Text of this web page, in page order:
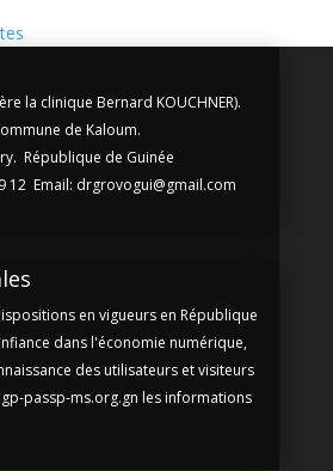
la clinique Bernard KOUCHNER).
de Kaloum.
République de Guinée
12 Email: drgrovogui@gmail.com
en vigueurs en République
dans l'économie numérique,
des utilisateurs et visiteurs
passp-ms.org.gn les informations